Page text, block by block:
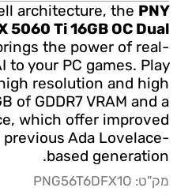
architecture, the PNY
5060 Ti 16GB OC Dual
the power of real-
to your PC games. Play
resolution and high
of GDDR7 VRAM and a
which offer improved
Ada Lovelace-
based generation.
מק"ט: PNG56T6DFX1O